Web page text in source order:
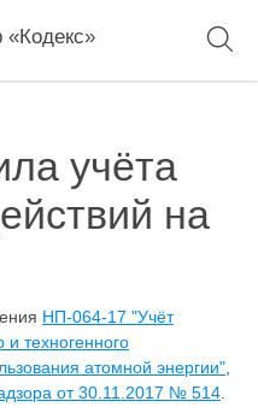
учёта
на
НП-064-17 "Учёт
и техногенного
атомной энергии"
от 30.11.2017 № 514